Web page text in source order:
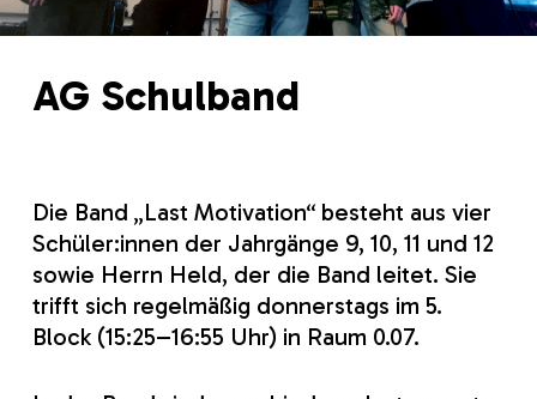
AG Schulband
Die Band „Last Motivation“ besteht aus vier
Schüler:innen der Jahrgänge 9, 10, 11 und 12
sowie Herrn Held, der die Band leitet. Sie
trifft sich regelmäßig donnerstags im 5.
Block (15:25–16:55 Uhr) in Raum 0.07.